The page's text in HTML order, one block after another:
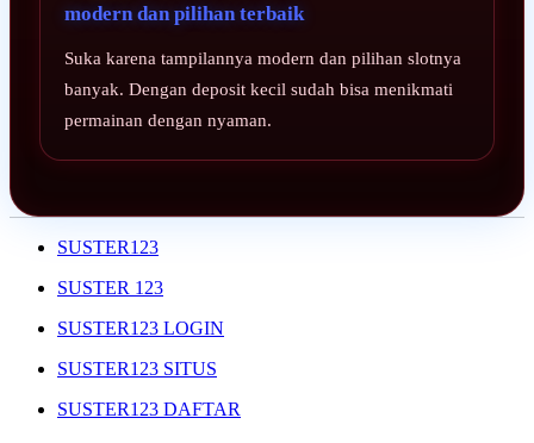
modern dan pilihan terbaik
Suka karena tampilannya modern dan pilihan slotnya
banyak. Dengan deposit kecil sudah bisa menikmati
permainan dengan nyaman.
SUSTER123
SUSTER 123
SUSTER123 LOGIN
SUSTER123 SITUS
SUSTER123 DAFTAR